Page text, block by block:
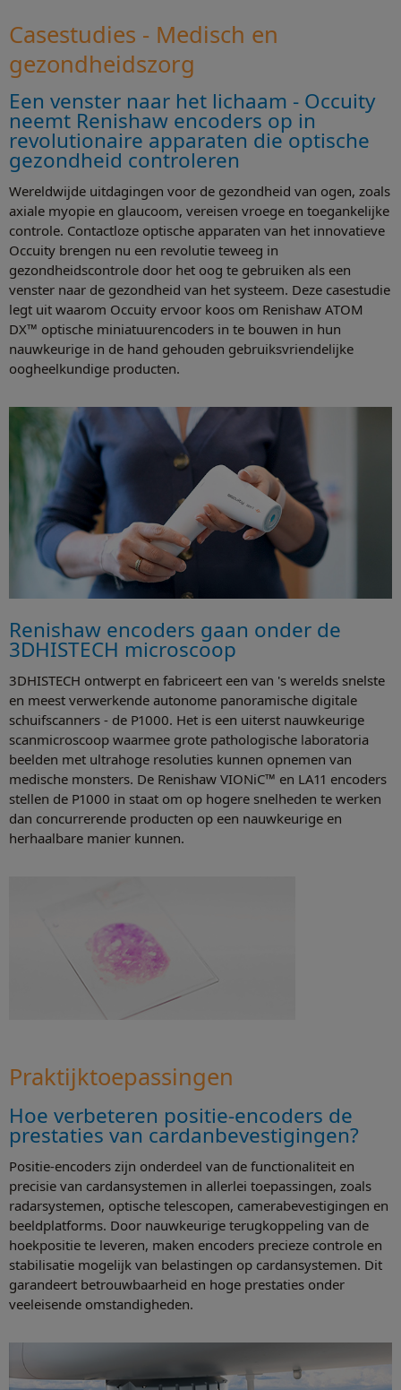
Casestudies - Medisch en
gezondheidszorg
Een venster naar het lichaam - Occuity
neemt Renishaw encoders op in
revolutionaire apparaten die optische
gezondheid controleren
Wereldwijde uitdagingen voor de gezondheid van ogen, zoals
axiale myopie en glaucoom, vereisen vroege en toegankelijke
controle. Contactloze optische apparaten van het innovatieve
Occuity brengen nu een revolutie teweeg in
gezondheidscontrole door het oog te gebruiken als een
venster naar de gezondheid van het systeem. Deze casestudie
legt uit waarom Occuity ervoor koos om Renishaw ATOM
DX™ optische miniatuurencoders in te bouwen in hun
nauwkeurige in de hand gehouden gebruiksvriendelijke
oogheelkundige producten.
Renishaw encoders gaan onder de
3DHISTECH microscoop
3DHISTECH ontwerpt en fabriceert een van 's werelds snelste
en meest verwerkende autonome panoramische digitale
schuifscanners - de P1000. Het is een uiterst nauwkeurige
scanmicroscoop waarmee grote pathologische laboratoria
beelden met ultrahoge resoluties kunnen opnemen van
medische monsters. De Renishaw VIONiC™ en LA11 encoders
stellen de P1000 in staat om op hogere snelheden te werken
dan concurrerende producten op een nauwkeurige en
herhaalbare manier kunnen.
Praktijktoepassingen
Hoe verbeteren positie-encoders de
prestaties van cardanbevestigingen?
Positie-encoders zijn onderdeel van de functionaliteit en
precisie van cardansystemen in allerlei toepassingen, zoals
radarsystemen, optische telescopen, camerabevestigingen en
beeldplatforms. Door nauwkeurige terugkoppeling van de
hoekpositie te leveren, maken encoders precieze controle en
stabilisatie mogelijk van belastingen op cardansystemen. Dit
garandeert betrouwbaarheid en hoge prestaties onder
veeleisende omstandigheden.